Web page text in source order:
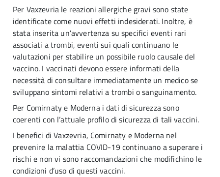
Per Vaxzevria le reazioni allergiche gravi sono state
identificate come nuovi effetti indesiderati. Inoltre, è
stata inserita un’avvertenza su specifici eventi rari
associati a trombi, eventi sui quali continuano le
valutazioni per stabilire un possibile ruolo causale del
vaccino. I vaccinati devono essere informati della
necessità di consultare immediatamente un medico se
sviluppano sintomi relativi a trombi o sanguinamento.
Per Comirnaty e Moderna i dati di sicurezza sono
coerenti con l’attuale profilo di sicurezza di tali vaccini.
I benefici di Vaxzevria, Comirnaty e Moderna nel
prevenire la malattia COVID-19 continuano a superare i
rischi e non vi sono raccomandazioni che modifichino le
condizioni d’uso di questi vaccini.